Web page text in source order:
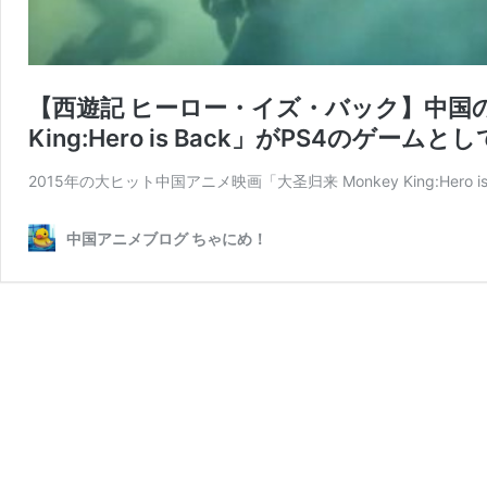
【西遊記 ヒーロー・イズ・バック】中
King:Hero is Back」がPS4のゲームとし
2015年の大ヒット中国アニメ映画「大圣归来 Monkey King:Hero
中国アニメブログ ちゃにめ！